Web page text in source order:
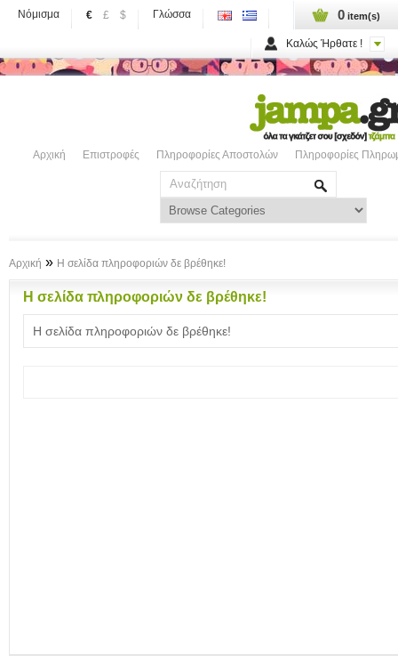
Νόμισμα € £ $ Γλώσσα 0 item(s)
Καλώς Ήρθατε !
Αρχική Επιστροφές Πληροφορίες Αποστολών Πληροφορίες
Αρχική » Η σελίδα πληροφοριών δε βρέθηκε!
Η σελίδα πληροφοριών δε βρέθηκε!
Η σελίδα πληροφοριών δε βρέθηκε!